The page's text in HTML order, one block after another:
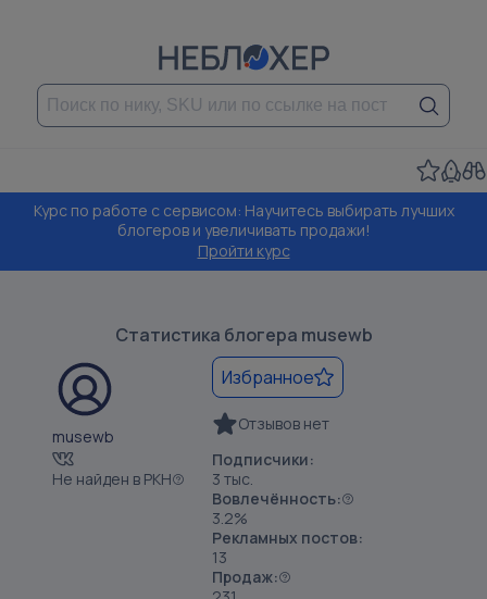
Курс по работе с сервисом: Научитесь выбирать лучших
блогеров и увеличивать продажи!
Пройти курс
Статистика блогера musewb
musewb
Не найден в РКН
Отзывов нет
Избранное
Подписчики:
3 тыс.
Вовлечённость:
3.2%
Рекламных постов:
13
Продаж: